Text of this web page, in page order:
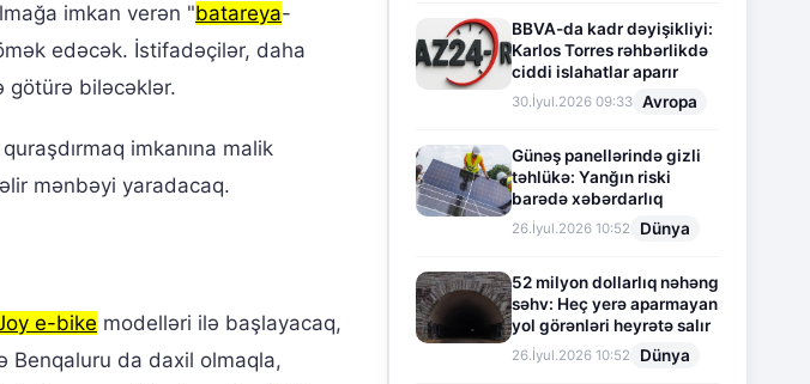
imkan verən "batareya-
edəcək. İstifadəçilər, daha
götürə biləcəklər.
imkanına malik
mənbəyi yaradacaq.
e-bike modelləri ilə başlayacaq,
Benqaluru da daxil olmaqla,
BBVA-da kadr dəyişikliyi:
Karlos Torres rəhbərlikdə
ciddi islahatlar aparır
30.İyul.2026 09:33 Avropa
Günəş panellərində gizli
təhlükə: Yanğın riski
barədə xəbərdarlıq
26.İyul.2026 10:52 Dünya
52 milyon dollarlıq nəhəng
səhv: Heç yerə aparmayan
yol görənləri heyrətə salır
26.İyul.2026 10:52 Dünya